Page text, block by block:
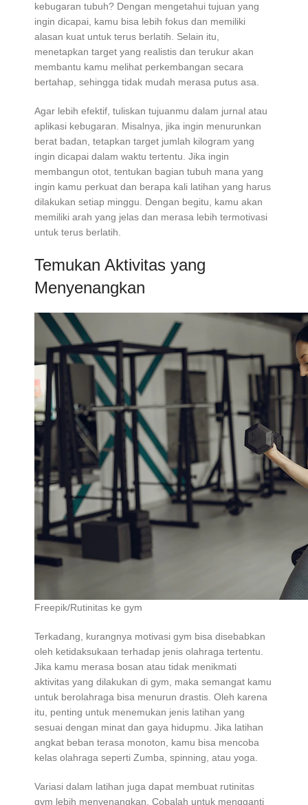
kebugaran tubuh? Dengan mengetahui tujuan yang
ingin dicapai, kamu bisa lebih fokus dan memiliki
alasan kuat untuk terus berlatih. Selain itu,
menetapkan target yang realistis dan terukur akan
membantu kamu melihat perkembangan secara
bertahap, sehingga tidak mudah merasa putus asa.
Agar lebih efektif, tuliskan tujuanmu dalam jurnal atau
aplikasi kebugaran. Misalnya, jika ingin menurunkan
berat badan, tetapkan target jumlah kilogram yang
ingin dicapai dalam waktu tertentu. Jika ingin
membangun otot, tentukan bagian tubuh mana yang
ingin kamu perkuat dan berapa kali latihan yang harus
dilakukan setiap minggu. Dengan begitu, kamu akan
memiliki arah yang jelas dan merasa lebih termotivasi
untuk terus berlatih.
Temukan Aktivitas yang
Menyenangkan
Freepik/Rutinitas ke gym
Terkadang, kurangnya motivasi gym bisa disebabkan
oleh ketidaksukaan terhadap jenis olahraga tertentu.
Jika kamu merasa bosan atau tidak menikmati
aktivitas yang dilakukan di gym, maka semangat kamu
untuk berolahraga bisa menurun drastis. Oleh karena
itu, penting untuk menemukan jenis latihan yang
sesuai dengan minat dan gaya hidupmu. Jika latihan
angkat beban terasa monoton, kamu bisa mencoba
kelas olahraga seperti Zumba, spinning, atau yoga.
Variasi dalam latihan juga dapat membuat rutinitas
gym lebih menyenangkan. Cobalah untuk mengganti